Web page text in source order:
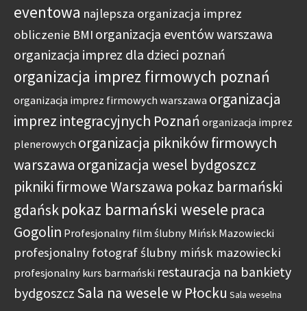
eventowa najlepsza organizacja imprez
obliczenie BMI organizacja eventów warszawa
organizacja imprez dla dzieci poznań
organizacja imprez firmowych poznań
organizacja imprez firmowych warszawa organizacja
imprez integracyjnych Poznań organizacja imprez
plenerowych organizacja pikników firmowych
warszawa organizacja wesel bydgoszcz
pikniki firmowe Warszawa pokaz barmański
gdańskpokaz barmański wesele praca
Gogolin Profesjonalny film ślubny Mińsk Mazowiecki
profesjonalny fotograf ślubny mińsk mazowiecki
profesjonalny kurs barmański restauracja na bankiety
bydgoszcz Sala na wesele w Płocku Sala weselna